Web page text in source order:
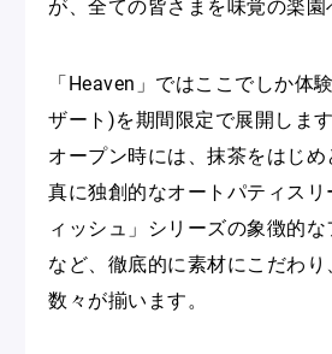
が、全ての皆さまを味覚の楽園
「Heaven」ではここでしか体
ザート)を期間限定で展開します
オープン時には、抹茶をはじ
真に独創的なオートパティス
ィッシュ」シリーズの象徴的
など、徹底的に素材にこだわ
数々が揃います。